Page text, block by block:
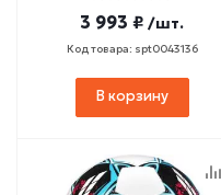
3 993 ₽ /шт.
Код товара: spt0043136
В корзину